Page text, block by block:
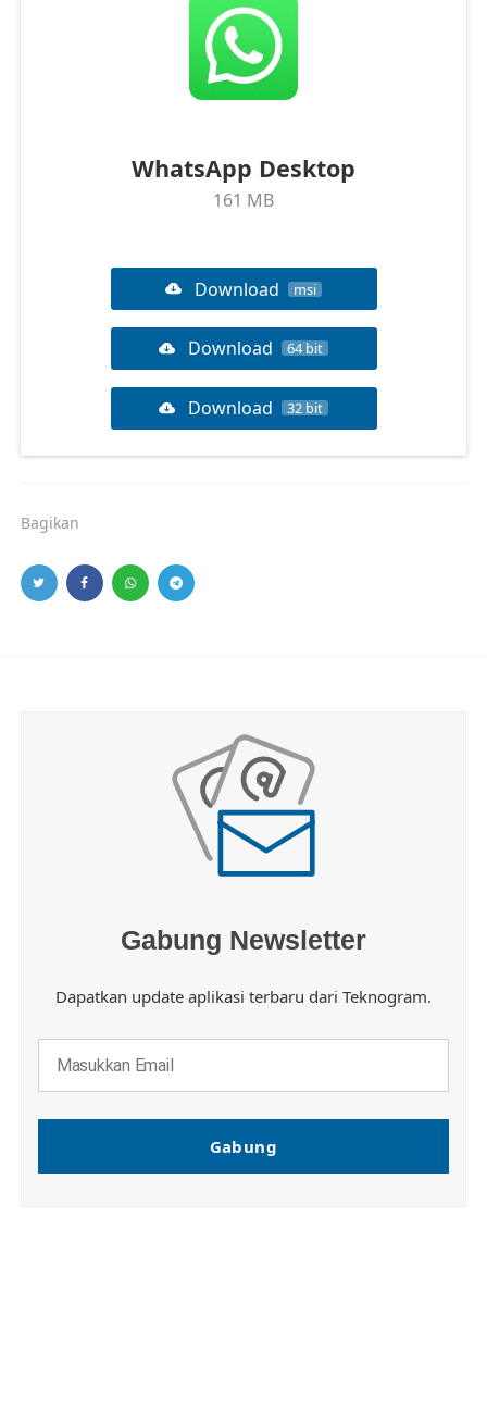
WhatsApp Desktop
161 MB
Download msi
Download 64 bit
Download 32 bit
Bagikan
Gabung Newsletter
Dapatkan update aplikasi terbaru dari Teknogram.